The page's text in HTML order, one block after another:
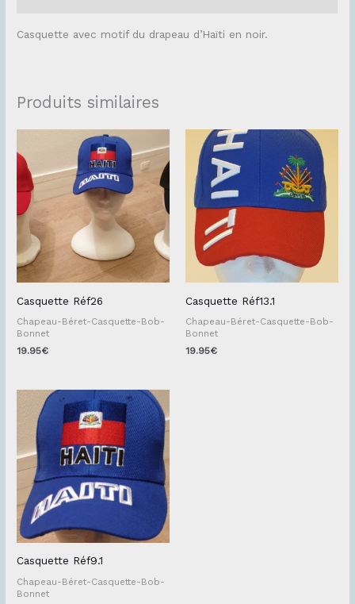
Casquette avec motif du drapeau d’Haïti en noir.
Produits similaires
Casquette Réf26
Chapeau-Béret-Casquette-Bob-
Bonnet
19.95€
Casquette Réf13.1
Chapeau-Béret-Casquette-Bob-
Bonnet
19.95€
Casquette Réf9.1
Chapeau-Béret-Casquette-Bob-
Bonnet